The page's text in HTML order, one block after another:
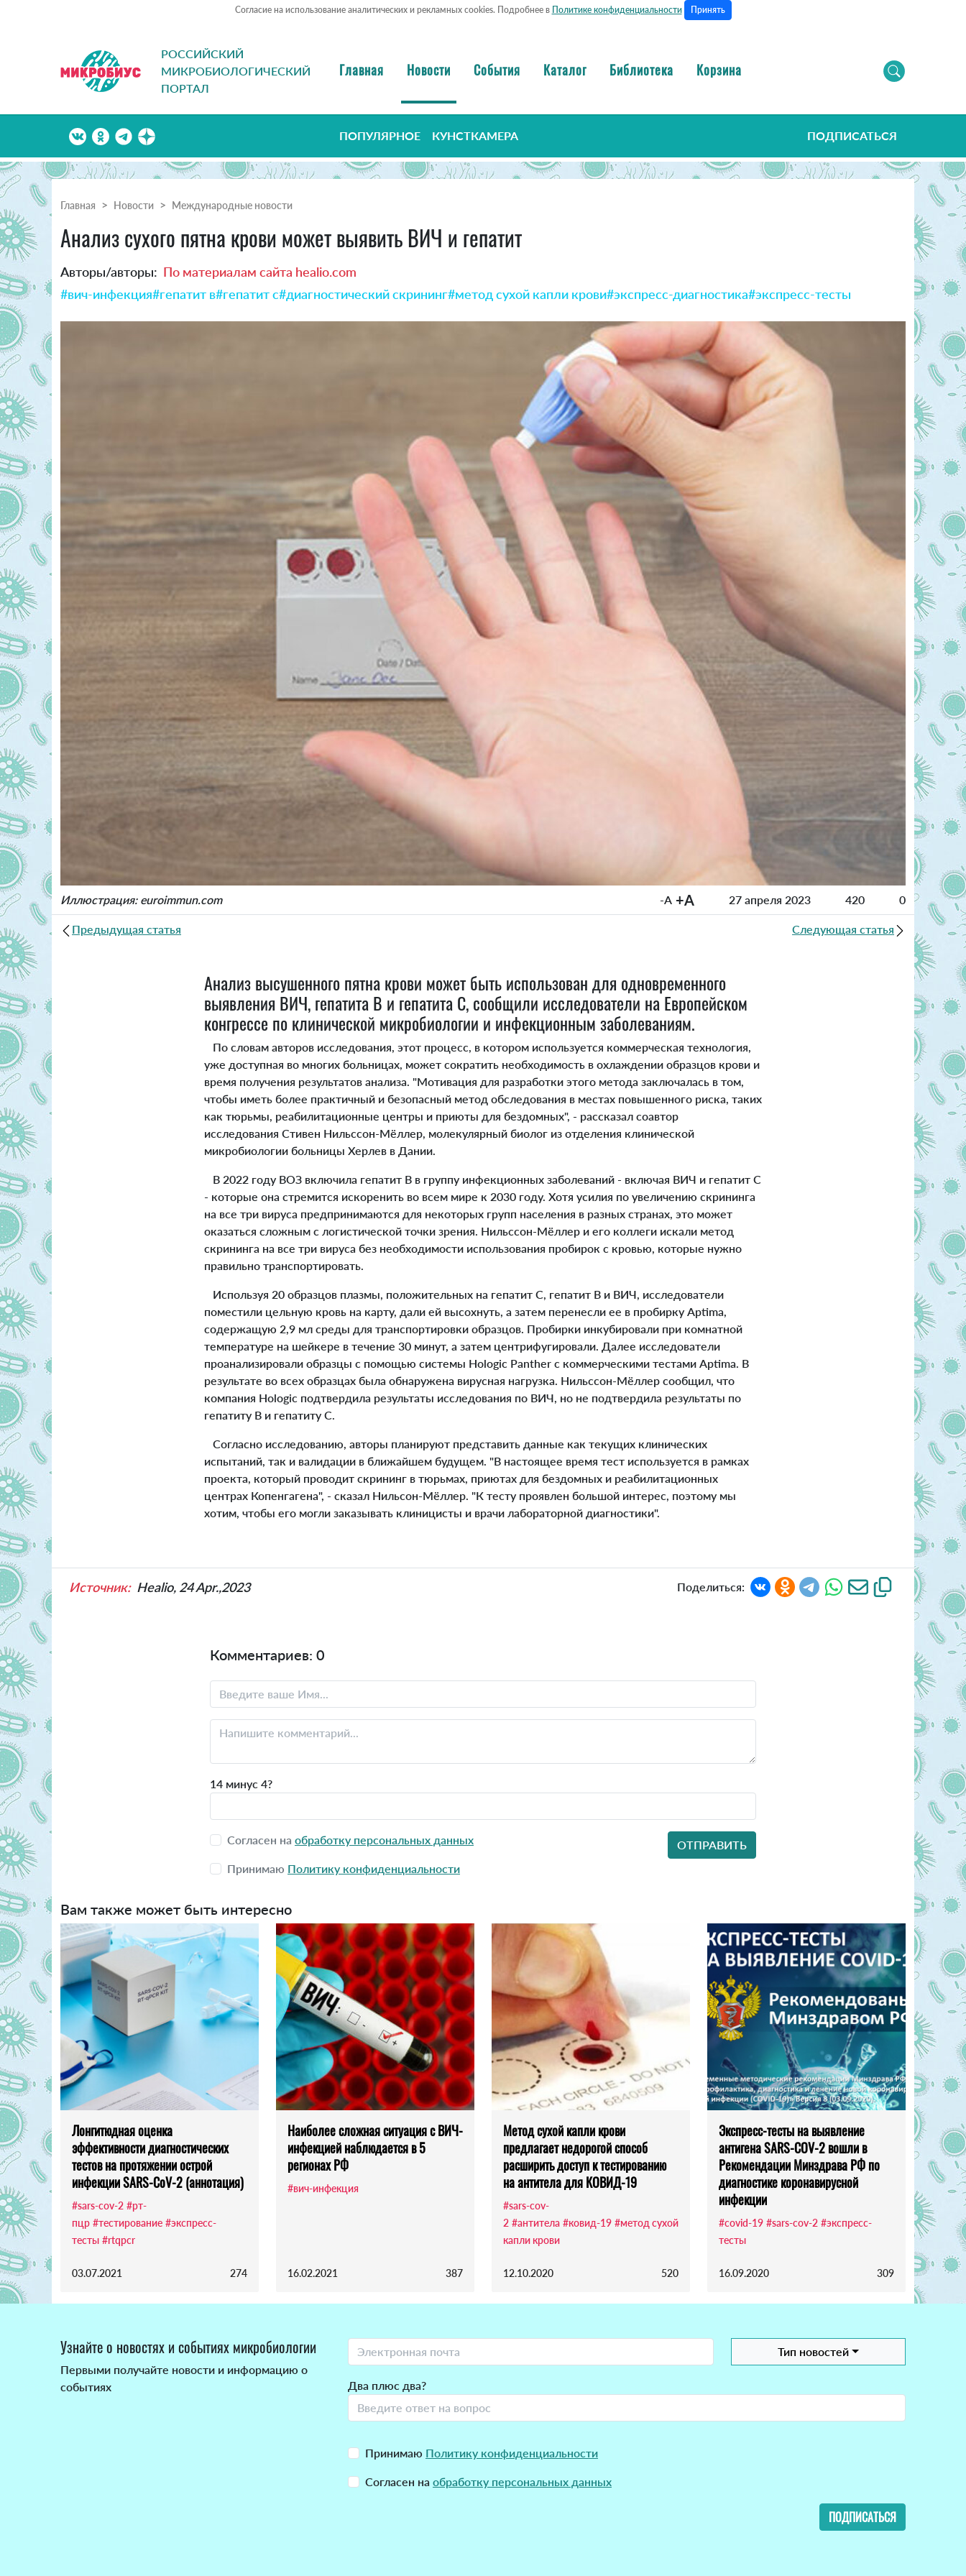
Согласие на использование аналитических и рекламных cookies. Подробнее в Политике конфиденциальности Принять
РОССИЙСКИЙ
МИКРОБИОЛОГИЧЕСКИЙ
ПОРТАЛ
Главная Новости События Каталог Библиотека Корзина
ПОПУЛЯРНОЕ КУНСТКАМЕРА ПОДПИСАТЬСЯ
Главная Новости Международные новости
Анализ сухого пятна крови может выявить ВИЧ и гепатит
Авторы/авторы: По материалам сайта healio.com
#вич-инфекция#гепатит в#гепатит с#диагностический скрининг#метод сухой капли крови#экспресс-диагностика#экспресс-тесты
Иллюстрация: euroimmun.com -A +A 27 апреля 2023 420 0
Предыдущая статья Следующая статья
Анализ высушенного пятна крови может быть использован для одновременного
выявления ВИЧ, гепатита В и гепатита С, сообщили исследователи на Европейском
конгрессе по клинической микробиологии и инфекционным заболеваниям.
По словам авторов исследования, этот процесс, в котором используется коммерческая технология,
уже доступная во многих больницах, может сократить необходимость в охлаждении образцов крови и
время получения результатов анализа. "Мотивация для разработки этого метода заключалась в том,
чтобы иметь более практичный и безопасный метод обследования в местах повышенного риска, таких
как тюрьмы, реабилитационные центры и приюты для бездомных", - рассказал соавтор
исследования Стивен Нильссон-Мёллер, молекулярный биолог из отделения клинической
микробиологии больницы Херлев в Дании.
В 2022 году ВОЗ включила гепатит В в группу инфекционных заболеваний - включая ВИЧ и гепатит С
- которые она стремится искоренить во всем мире к 2030 году. Хотя усилия по увеличению скрининга
на все три вируса предпринимаются для некоторых групп населения в разных странах, это может
оказаться сложным с логистической точки зрения. Нильссон-Мёллер и его коллеги искали метод
скрининга на все три вируса без необходимости использования пробирок с кровью, которые нужно
правильно транспортировать.
Используя 20 образцов плазмы, положительных на гепатит С, гепатит В и ВИЧ, исследователи
поместили цельную кровь на карту, дали ей высохнуть, а затем перенесли ее в пробирку Aptima,
содержащую 2,9 мл среды для транспортировки образцов. Пробирки инкубировали при комнатной
температуре на шейкере в течение 30 минут, а затем центрифугировали. Далее исследователи
проанализировали образцы с помощью системы Hologic Panther с коммерческими тестами Aptima. В
результате во всех образцах была обнаружена вирусная нагрузка. Нильссон-Мёллер сообщил, что
компания Hologic подтвердила результаты исследования по ВИЧ, но не подтвердила результаты по
гепатиту В и гепатиту С.
Согласно исследованию, авторы планируют представить данные как текущих клинических
испытаний, так и валидации в ближайшем будущем. "В настоящее время тест используется в рамках
проекта, который проводит скрининг в тюрьмах, приютах для бездомных и реабилитационных
центрах Копенгагена", - сказал Нильсон-Мёллер. "К тесту проявлен большой интерес, поэтому мы
хотим, чтобы его могли заказывать клиницисты и врачи лабораторной диагностики".
Источник: Healio, 24 Apr.,2023 Поделиться:
Комментариев: 0
14 минус 4?
Согласен на обработку персональных данных
Принимаю Политику конфиденциальности
Вам также может быть интересно
Лонгитюдная оценка
эффективности диагностических
тестов на протяжении острой
инфекции SARS-CoV-2 (аннотация)
#sars-cov-2 #рт-
пцр #тестирование #экспресс-
тесты #rtqpcr
03.07.2021 274
Наиболее сложная ситуация с ВИЧ-
инфекцией наблюдается в 5
регионах РФ
#вич-инфекция
16.02.2021 387
Метод сухой капли крови
предлагает недорогой способ
расширить доступ к тестированию
на антитела для КОВИД-19
#sars-cov-
2 #антитела #ковид-19 #метод сухой
капли крови
12.10.2020 520
Экспресс-тесты на выявление
антигена SARS-COV-2 вошли в
Рекомендации Минздрава РФ по
диагностике коронавирусной
инфекции
#covid-19 #sars-cov-2 #экспресс-
тесты
16.09.2020 309
Узнайте о новостях и событиях микробиологии
Первыми получайте новости и информацию о
событиях
Тип новостей
Два плюс два?
Принимаю Политику конфиденциальности
Согласен на обработку персональных данных
ПОДПИСАТЬСЯ